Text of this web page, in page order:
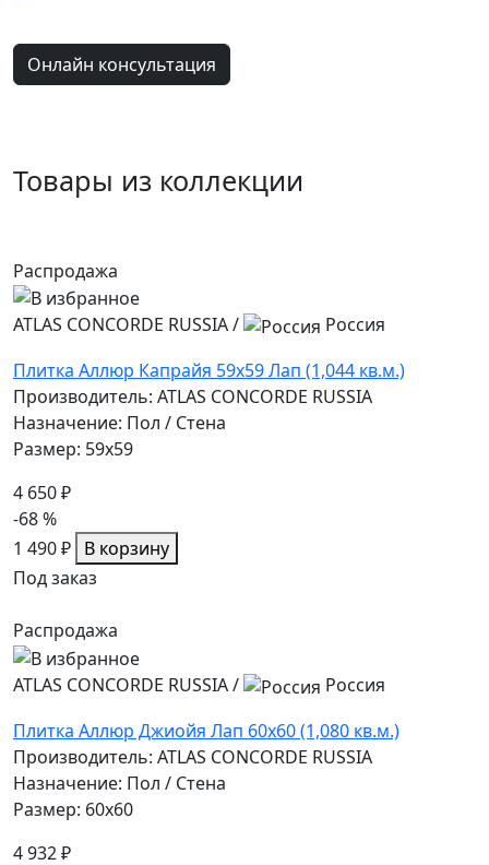
Онлайн консультация
Товары из коллекции
Распродажа
ATLAS CONCORDE RUSSIA/
Россия
Плитка Аллюр Капрайя 59x59 Лап (1,044 кв.м.)
Производитель: ATLAS CONCORDE RUSSIA
Назначение: Пол / Стена
Размер: 59x59
4 650 ₽
-68 %
1 490 ₽ В корзину
Под заказ
Распродажа
ATLAS CONCORDE RUSSIA/
Россия
Плитка Аллюр Джиойя Лап 60x60 (1,080 кв.м.)
Производитель: ATLAS CONCORDE RUSSIA
Назначение: Пол / Стена
Размер: 60x60
4 932 ₽